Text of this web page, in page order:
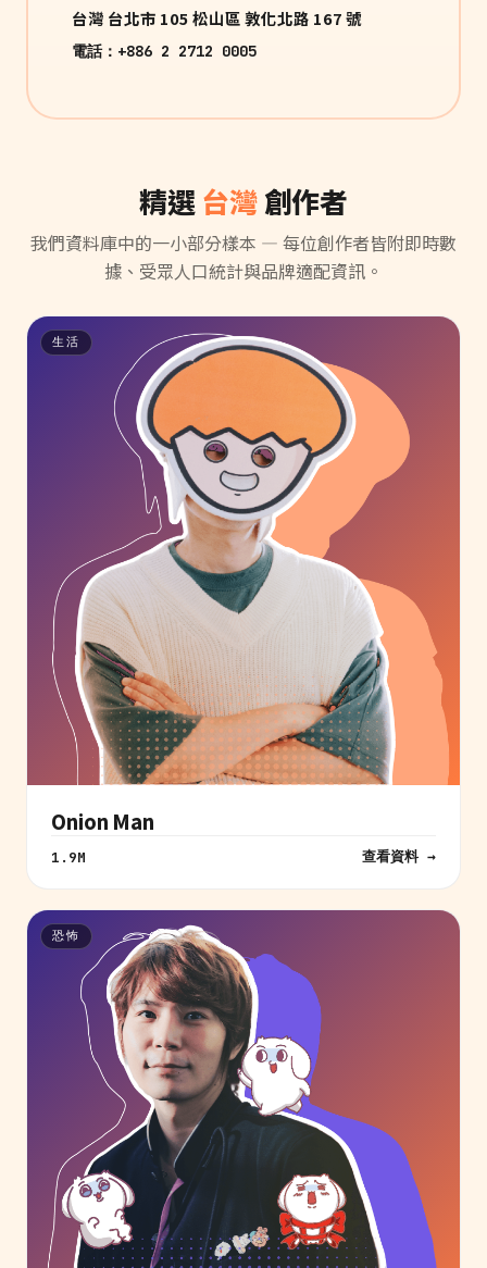
台灣 台北市 105 松山區 敦化北路 167 號
電話： +886 2 2712 0005
精選台灣創作者
我們資料庫中的一小部分樣本 — 每位創作者皆附即時數
據、受眾人口統計與品牌適配資訊。
生活
Onion Man
1.9M 查看資料 →
恐怖